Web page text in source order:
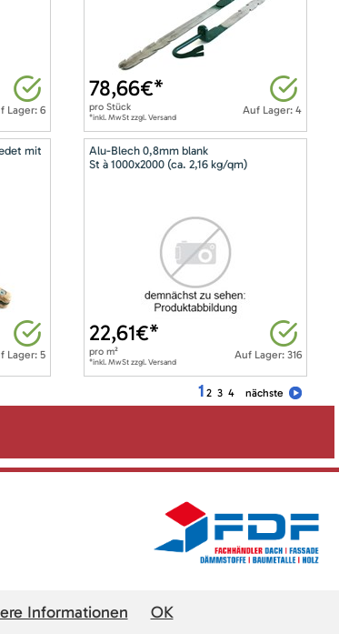
Lager: 6 Auf Lager: 4
78,66€*
proStück
*inkl. MwSt zzgl. Versand
mit
Lager: 5
Alu-Blech 0,8mm blank
St à 1000x2000 (ca. 2,16 kg/qm)
Auf Lager: 316
22,61€*
prom²
*inkl. MwSt zzgl. Versand
1 2 3 4 nächste
Informationen OK